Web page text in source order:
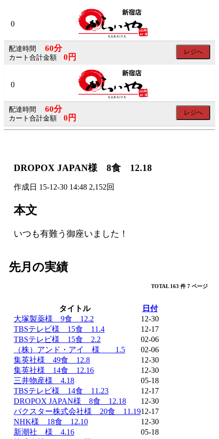
0
会
ロ
グ
イ
SNS
の
ン
イ
ン
Facebook
Google
LINE
配達時間 60分
カート合計金額 0円
レジへ
0
配達時間 60分
カート合計金額 0円
レジへ
DROPOX JAPAN様 8食 12.18
作成日 15-12-30 14:48 2,152回
本文
いつも有難う御座いました！
先月の実績
TOTAL 163 件 7 ページ
タイトル
日付
大塚製薬様 9食 12.2
12-30
TBSテレビ様 15食 11.4
12-17
TBSテレビ様 15食 2.2
02-06
（株）アンド・アイ 様 1.5
02-06
集英社様 49食 12.8
12-30
集英社様 14食 12.16
12-30
三井物産様 4.18
05-18
TBSテレビ様 14食 11.23
12-17
DROPOX JAPAN様 8食 12.18
12-30
バクスター株式会社様 20食 11.1912-17
NHK様 18食 12.10
12-30
新潮社 様 4.16
05-18